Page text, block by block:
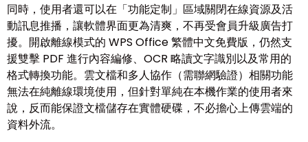
同時，使用者還可以在「功能定制」區域關閉在線資源及活
動訊息推播，讓軟體界面更為清爽，不再受會員升級廣告打
擾。開啟離線模式的 WPS Office 繁體中文免費版，仍然支
援雙擊 PDF 進行內容編修、OCR 略讀文字識別以及常用的
格式轉換功能。雲文檔和多人協作（需聯網驗證）相關功能
無法在純離線環境使用，但針對單純在本機作業的使用者來
說，反而能保證文檔儲存在實體硬碟，不必擔心上傳雲端的
資料外流。